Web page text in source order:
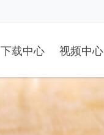
下载中心 视频中心